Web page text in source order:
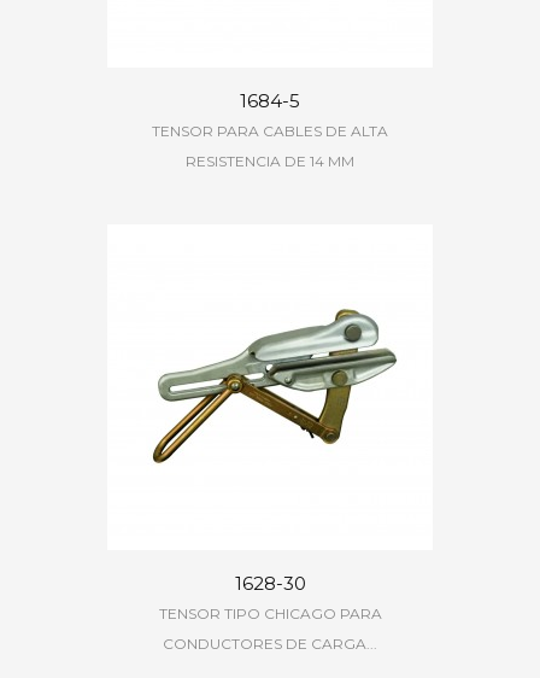
1684-5
TENSOR PARA CABLES DE ALTA
RESISTENCIA DE 14 MM
1628-30
TENSOR TIPO CHICAGO PARA
CONDUCTORES DE CARGA...